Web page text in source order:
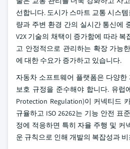
선합니다. 도시가 스마트 교통 시스
량과 주변 환경 간의 실시간 통신에
V2X 기술의 채택이 증가함에 따라
고 안정적으로 관리하는 확장 가능
에 대한 수요가 증가하고 있습니다.
자동차 소프트웨어 플랫폼은 다양한
보호 규정을 준수해야 합니다. 유럽
Protection Regulation)이 커넥티드
규율하고 ISO 26262는 기능 안전 표
정에 적응하면 특히 자율 주행 및 커
운 규칙으로 인해 개발의 복잡성과